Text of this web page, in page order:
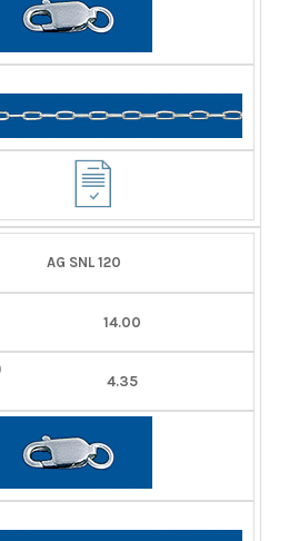
AG SNL 120
14.00
4.35